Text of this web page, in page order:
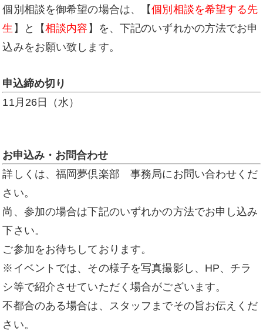
個別相談を御希望の場合は、【個別相談を希望する先
生 】と【相談内容 】を、下記のいずれかの方法でお申
込みをお願い致します。
申込締め切り
11月26日（水）
お申込み・お問合わせ
詳しくは、福岡夢倶楽部 事務局にお問い合わせくだ
さい。
尚、参加の場合は下記のいずれかの方法でお申し込み
下さい。
ご参加をお待ちしております。
※イベントでは、その様子を写真撮影し、HP、チラ
シ等で紹介させていただく場合がございます。
不都合のある場合は、スタッフまでその旨お伝えくだ
さい。